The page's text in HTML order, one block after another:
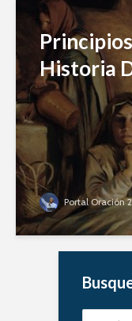
Historia
Portal Oración